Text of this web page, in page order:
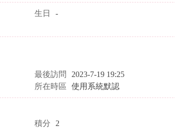
生日
-
最後訪問
2023-7-19 19:25
所在時區 使用系統默認
積分
2